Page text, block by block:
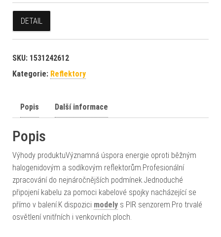
DETAIL
SKU: 1531242612
Kategorie: Reflektory
Popis Další informace
Popis
Výhody produktuVýznamná úspora energie oproti běžným
halogenidovým a sodíkovým reflektorům.Profesionální
zpracování do nejnáročnějších podmínek.Jednoduché
připojení kabelu za pomoci kabelové spojky nacházející se
přímo v balení.K dispozici modely s PIR senzorem.Pro trvalé
osvětlení vnitřních i venkovních ploch.